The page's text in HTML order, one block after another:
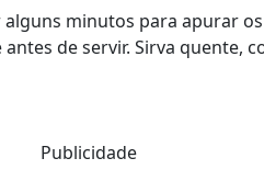
minutos para apurar
de servir. Sirva quente,
Publicidade